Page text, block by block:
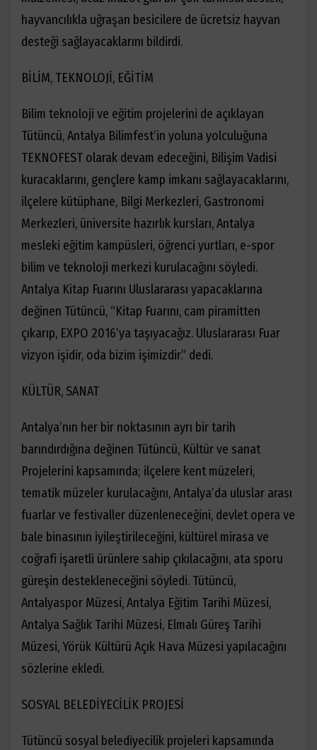
hayvancılıkla uğraşan besicilere de ücretsiz hayvan
desteği sağlayacaklarını bildirdi.
BİLİM, TEKNOLOJİ, EĞİTİM
Bilim teknoloji ve eğitim projelerini de açıklayan
Tütüncü, Antalya Bilimfest’in yoluna yolculuğuna
TEKNOFEST olarak devam edeceğini, Bilişim Vadisi
kuracaklarını, gençlere kamp imkanı sağlayacaklarını,
ilçelere kütüphane, Bilgi Merkezleri, Gastronomi
Merkezleri, üniversite hazırlık kursları, Antalya
mesleki eğitim kampüsleri, öğrenci yurtları, e-spor
bilim ve teknoloji merkezi kurulacağını söyledi.
Antalya Kitap Fuarını Uluslararası yapacaklarına
değinen Tütüncü, “Kitap Fuarını, cam piramitten
çıkarıp, EXPO 2016’ya taşıyacağız. Uluslararası Fuar
vizyon işidir, oda bizim işimizdir.” dedi.
KÜLTÜR, SANAT
Antalya’nın her bir noktasının ayrı bir tarih
barındırdığına değinen Tütüncü, Kültür ve sanat
Projelerini kapsamında; ilçelere kent müzeleri,
tematik müzeler kurulacağını, Antalya’da uluslar arası
fuarlar ve festivaller düzenleneceğini, devlet opera ve
bale binasının iyileştirileceğini, kültürel mirasa ve
coğrafi işaretli ürünlere sahip çıkılacağını, ata sporu
güreşin destekleneceğini söyledi. Tütüncü,
Antalyaspor Müzesi, Antalya Eğitim Tarihi Müzesi,
Antalya Sağlık Tarihi Müzesi, Elmalı Güreş Tarihi
Müzesi, Yörük Kültürü Açık Hava Müzesi yapılacağını
sözlerine ekledi.
SOSYAL BELEDİYECİLİK PROJESİ
Tütüncü sosyal belediyecilik projeleri kapsamında